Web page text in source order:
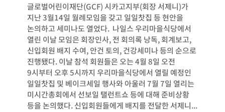
글로벌어린이재단(GCF) 시카고지부(회장 서제니)가
지난 3월14일 월례모임을 갖고 일일찻집 등 현안을
논의하고 세미나도 열었다. 나일스 우리마을식당에서
열린 이날 모임은 회장인사, 전 회의록 낭독, 회계보고,
신입회원 배지 수여, 안건 토의, 건강세미나 등의 순으로
진행됐다. 이날 참석 회원들은 오는 4월 8일 오전
9시부터 오후 5시까지 우리마을식당에서 열릴 예정인
일일찻집 및 베이크세일 행사와 아울러 7월 7일 열리는
미시간총회에서 선보일 탤런트쇼 등에 대해 준비상황
등을 논의했다. 신입회원들에게 배지를 전달한 서제니...